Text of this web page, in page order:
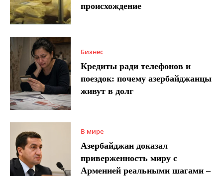
происхождение
Бизнес
Кредиты ради телефонов и
поездок: почему азербайджанцы
живут в долг
В мире
Азербайджан доказал
приверженность миру с
Арменией реальными шагами –